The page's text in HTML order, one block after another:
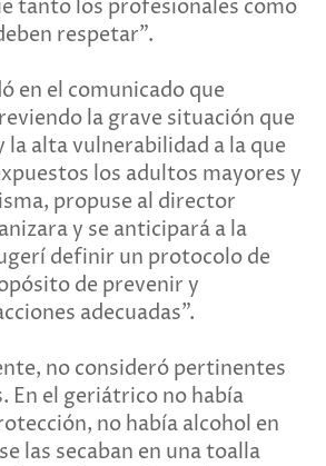
tanto los profesionales como
respetar".
en el comunicado que
la grave situación que
la alta vulnerabilidad a la que
los adultos mayores y
propuse al director
y se anticipará a la
definir un protocolo de
de prevenir y
adecuadas".
no consideró pertinentes
En el geriátrico no había
no había alcohol en
las secaban en una toalla